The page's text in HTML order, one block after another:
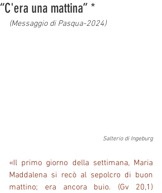
“C'era una mattina” *
(Messaggio di Pasqua-2024)
Salterio di Ingeburg
«Il primo giorno della settimana, Maria
Maddalena si recò al sepolcro di buon
mattino; era ancora buio. (Gv 20,1)